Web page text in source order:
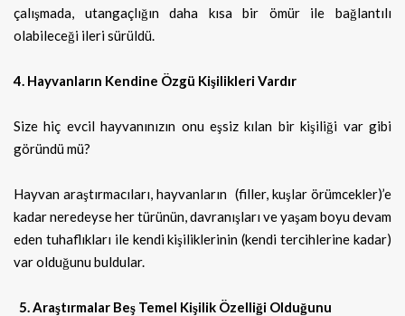
çalışmada, utangaçlığın daha kısa bir ömür ile bağlantılı
olabileceği ileri sürüldü.
4. Hayvanların Kendine Özgü Kişilikleri Vardır
Size hiç evcil hayvanınızın onu eşsiz kılan bir kişiliği var gibi
göründü mü?
Hayvan araştırmacıları, hayvanların (filler, kuşlar örümcekler)’e
kadar neredeyse her türünün, davranışları ve yaşam boyu devam
eden tuhaflıkları ile kendi kişiliklerinin (kendi tercihlerine kadar)
var olduğunu buldular.
5. Araştırmalar Beş Temel Kişilik Özelliği Olduğunu